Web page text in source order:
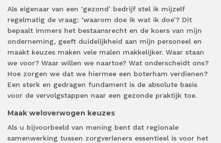
Als eigenaar van een ‘gezond’ bedrijf stel ik mijzelf
regelmatig de vraag: ‘waarom doe ik wat ik doe’? Dit
bepaalt immers het bestaansrecht en de koers van mijn
onderneming, geeft duidelijkheid aan mijn personeel en
maakt keuzes maken vele malen makkelijker. Waar staan
we voor? Waar willen we naartoe? Wat onderscheidt ons?
Hoe zorgen we dat we hiermee een boterham verdienen?
Een sterk en gedragen fundament is de absolute basis
voor de vervolgstappen naar een gezonde praktijk toe.
Maak weloverwogen keuzes
Als u bijvoorbeeld van mening bent dat regionale
samenwerking tussen zorgverleners essentieel is voor het